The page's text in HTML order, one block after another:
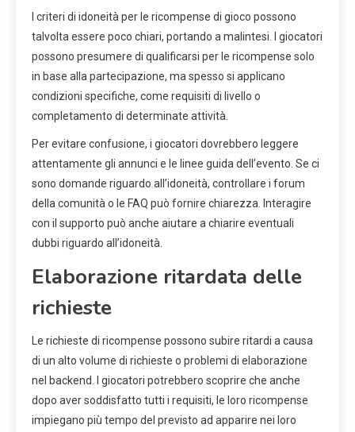
I criteri di idoneità per le ricompense di gioco possono
talvolta essere poco chiari, portando a malintesi. I giocatori
possono presumere di qualificarsi per le ricompense solo
in base alla partecipazione, ma spesso si applicano
condizioni specifiche, come requisiti di livello o
completamento di determinate attività.
Per evitare confusione, i giocatori dovrebbero leggere
attentamente gli annunci e le linee guida dell’evento. Se ci
sono domande riguardo all’idoneità, controllare i forum
della comunità o le FAQ può fornire chiarezza. Interagire
con il supporto può anche aiutare a chiarire eventuali
dubbi riguardo all’idoneità.
Elaborazione ritardata delle
richieste
Le richieste di ricompense possono subire ritardi a causa
di un alto volume di richieste o problemi di elaborazione
nel backend. I giocatori potrebbero scoprire che anche
dopo aver soddisfatto tutti i requisiti, le loro ricompense
impiegano più tempo del previsto ad apparire nei loro